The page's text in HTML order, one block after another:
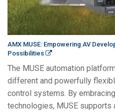
AMX MUSE: Empowering AV
Possibilities
The MUSE automation
different and powerfully
control systems. By
technologies, MUSE